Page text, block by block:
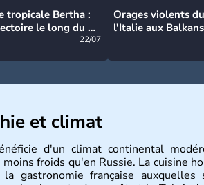
tropicale Bertha :
le long du du
22/07
Orages violents
l'Italie aux
et climat
d'un climat continental
froids qu'en Russie. La cuisine
gastronomie française